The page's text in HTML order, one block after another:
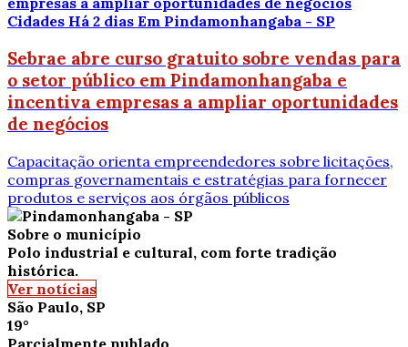
Cidades Há 2 dias Em Pindamonhangaba - SP
Sebrae abre curso gratuito sobre vendas para
o setor público em Pindamonhangaba e
incentiva empresas a ampliar oportunidades
de negócios
Capacitação orienta empreendedores sobre licitações,
compras governamentais e estratégias para fornecer
produtos e serviços aos órgãos públicos
Sobre o município
Polo industrial e cultural, com forte tradição
histórica.
Ver notícias
São Paulo, SP
19°
Parcialmente nublado